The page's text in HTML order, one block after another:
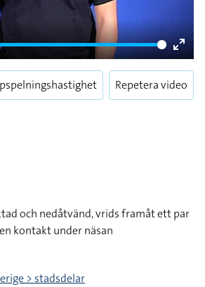
Enter
Repetera video
och nedåtvänd, vrids framåt ett par
kontakt under näsan
> stadsdelar